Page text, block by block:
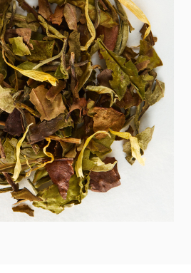
BIAŁA HERBATA BEZ
TAJEMNIC